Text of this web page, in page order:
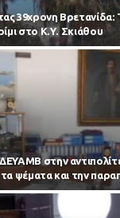
39χρονη Βρετανίδα:
στο Κ.Υ. Σκιάθου
στην
τα ψέματα και την